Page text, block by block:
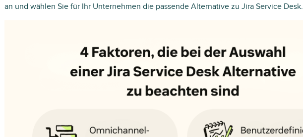
an und wählen Sie für Ihr Unternehmen die passende Alternative zu Jira Service Desk.